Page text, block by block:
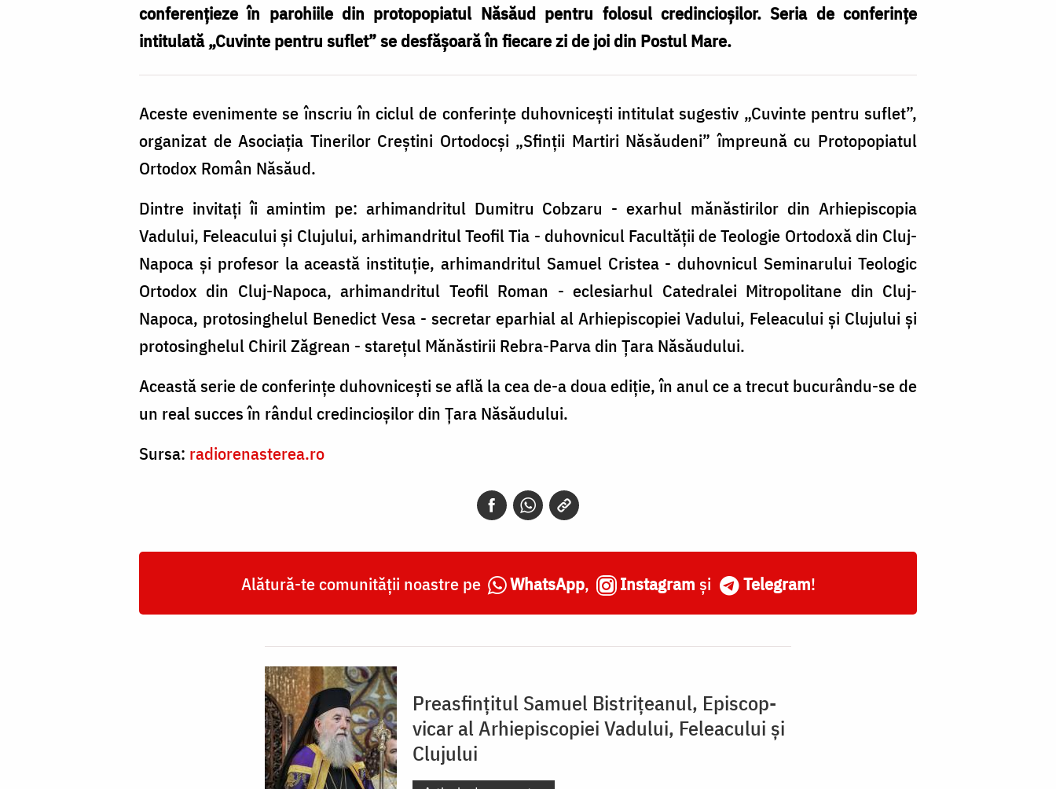
conferențieze în parohiile din protopopiatul Năsăud pentru folosul credincioșilor. Seria de conferințe
intitulată „Cuvinte pentru suflet” se desfășoară în fiecare zi de joi din Postul Mare.
Aceste evenimente se înscriu în ciclul de conferinţe duhovniceşti intitulat sugestiv „Cuvinte pentru suflet”,
organizat de Asociaţia Tinerilor Creştini Ortodocşi „Sfinţii Martiri Năsăudeni” împreună cu Protopopiatul
Ortodox Român Năsăud.
Dintre invitați îi amintim pe: arhimandritul Dumitru Cobzaru - exarhul mănăstirilor din Arhiepiscopia
Vadului, Feleacului și Clujului, arhimandritul Teofil Tia - duhovnicul Facultății de Teologie Ortodoxă din Cluj-
Napoca și profesor la această instituție, arhimandritul Samuel Cristea - duhovnicul Seminarului Teologic
Ortodox din Cluj-Napoca, arhimandritul Teofil Roman - eclesiarhul Catedralei Mitropolitane din Cluj-
Napoca, protosinghelul Benedict Vesa - secretar eparhial al Arhiepiscopiei Vadului, Feleacului și Clujului și
protosinghelul Chiril Zăgrean - stareţul Mănăstirii Rebra-Parva din Ţara Năsăudului.
Această serie de conferinţe duhovniceşti se află la cea de-a doua ediţie, în anul ce a trecut bucurându-se de
un real succes în rândul credincioşilor din Ţara Năsăudului.
Sursa: radiorenasterea.ro
Alătură-te comunității noastre pe WhatsApp, Instagram și Telegram!
Preasfințitul Samuel Bistrițeanul, Episcop-
vicar al Arhiepiscopiei Vadului, Feleacului și
Clujului